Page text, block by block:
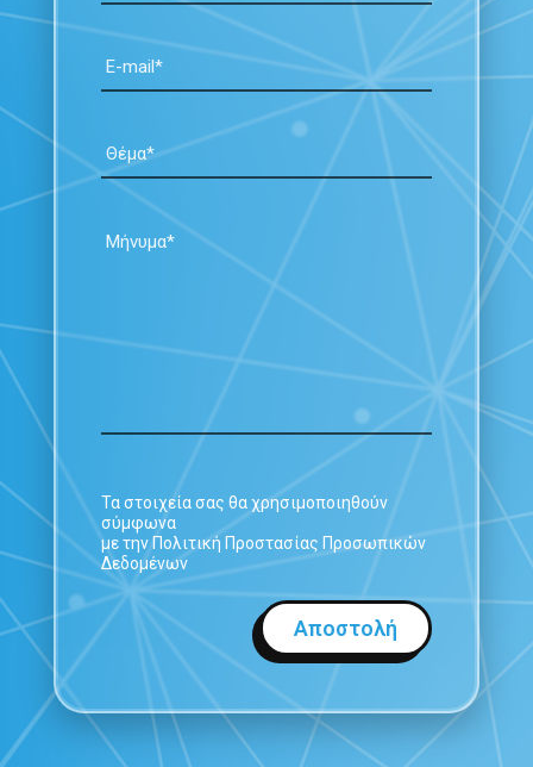
Τα στοιχεία σας θα χρησιμοποιηθούν
σύμφωνα
με την Πολιτική Προστασίας Προσωπικών
Δεδομένων